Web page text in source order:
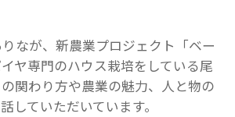
なが、新農業プロジェクト「ベー
ヤ専門のハウス栽培をしている尾
関わり方や農業の魅力、人と物の
していただいています。